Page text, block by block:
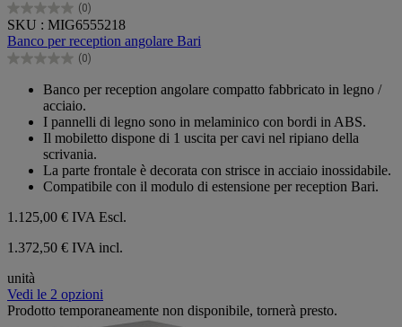
(0)
0.0
su
5
stelle.
SKU : MIG6555218
Banco per reception angolare Bari
(0)
0.0
Banco per reception angolare compatto fabbricato in legno /
acciaio.
I pannelli di legno sono in melaminico con bordi in ABS.
Il mobiletto dispone di 1 uscita per cavi nel ripiano della
scrivania.
La parte frontale è decorata con strisce in acciaio inossidabile.
Compatibile con il modulo di estensione per reception Bari.
1.125,00 € IVA Escl.
1.372,50 € IVA incl.
unità
Vedi le 2 opzioni
Prodotto temporaneamente non disponibile, tornerà presto.